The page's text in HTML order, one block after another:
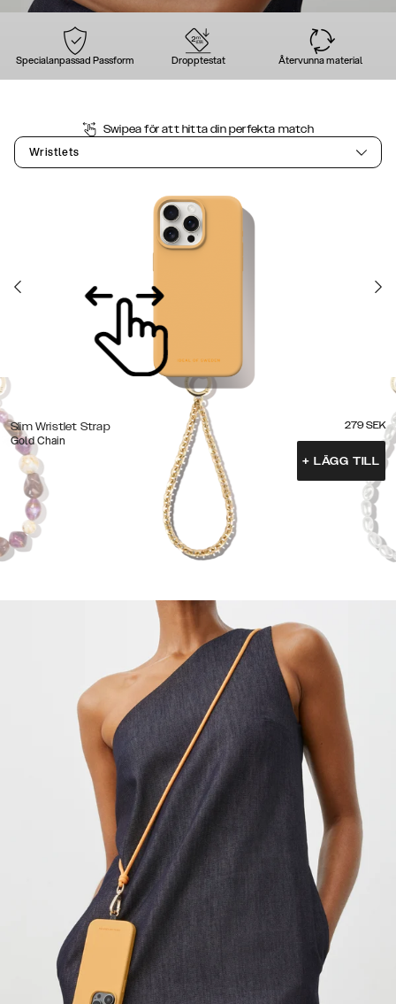
Specialanpassad Passform Dropptestat Återvunna material
Swipea för att hitta din perfekta match
Wristlets
Slim Wristlet Strap
Gold Chain
279 SEK
+ LÄGG TILL